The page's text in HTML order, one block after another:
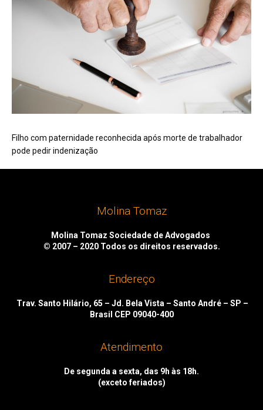
Filho com paternidade reconhecida após morte de trabalhador
pode pedir indenização
Molina Tomaz
Molina Tomaz Sociedade de Advogados
© 2007 – 2020 Todos os direitos reservados.
Endereço
Trav. Santo Hilário, 65 – Jd. Bela Vista – Santo André – SP –
Brasil CEP 09040-400
Atendimento
De segunda a sexta, das 9h às 18h.
(exceto feriados)